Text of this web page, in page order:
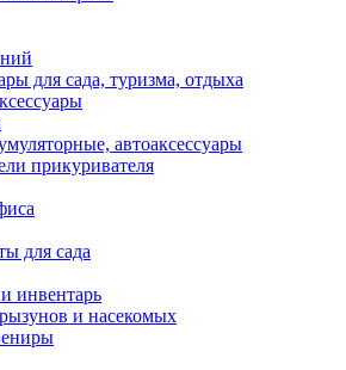
для сада, туризма, отдыха
автоаксессуары
прикуривателя
для сада
инвентарь
и насекомых